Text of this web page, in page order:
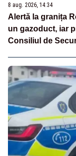
8 aug. 2026, 14:34
Alertă la granița
un gazoduct, iar
Consiliul de